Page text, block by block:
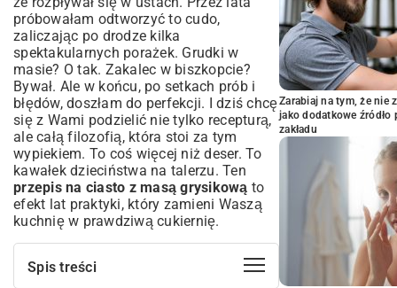
próbowałam odtworzyć to cudo,
zaliczając po drodze kilka
spektakularnych porażek. Grudki w
masie? O tak. Zakalec w biszkopcie?
Bywał. Ale w końcu, po setkach prób i
błędów, doszłam do perfekcji. I dziś chcę
się z Wami podzielić nie tylko recepturą,
ale całą filozofią, która stoi za tym
wypiekiem. To coś więcej niż deser. To
kawałek dzieciństwa na talerzu. Ten
przepis na ciasto z masą grysikową to
efekt lat praktyki, który zamieni Waszą
kuchnię w prawdziwą cukiernię.
Spis treści
Zarabiaj na tym, że nie
jako dodatkowe
zakładu